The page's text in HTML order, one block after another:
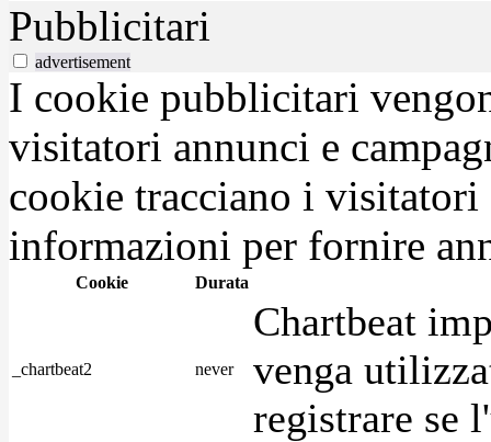
Pubblicitari
advertisement
I cookie pubblicitari
visitatori annunci e
cookie tracciano i visitatori
informazioni per fornire
Cookie Durata
_chartbeat2 never
Chartbeat
venga
registrare se